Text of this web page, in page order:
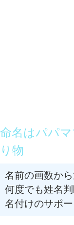
命名はパパ
り物
名前の画数から
何度でも姓名
名付けのサポ